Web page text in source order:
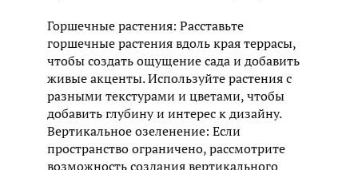
Горшечные растения: Расставьте
горшечные растения вдоль края террасы,
чтобы создать ощущение сада и добавить
живые акценты. Используйте растения с
разными текстурами и цветами, чтобы
добавить глубину и интерес к дизайну.
Вертикальное озеленение: Если
пространство ограничено, рассмотрите
возможность создания вертикального